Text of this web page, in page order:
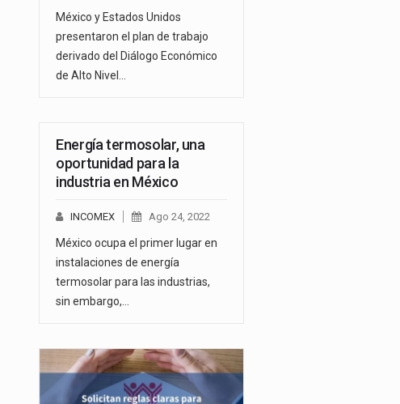
México y Estados Unidos
presentaron el plan de trabajo
derivado del Diálogo Económico
de Alto Nivel…
Energía termosolar, una
oportunidad para la
industria en México
INCOMEX Ago 24, 2022
México ocupa el primer lugar en
instalaciones de energía
termosolar para las industrias,
sin embargo,…